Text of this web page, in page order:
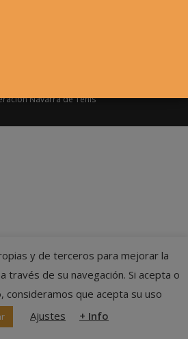
Navarra de Tenis
y de terceros para mejorar la
través de su navegación. Si acepta o
consideramos que acepta su uso
Ajustes + Info